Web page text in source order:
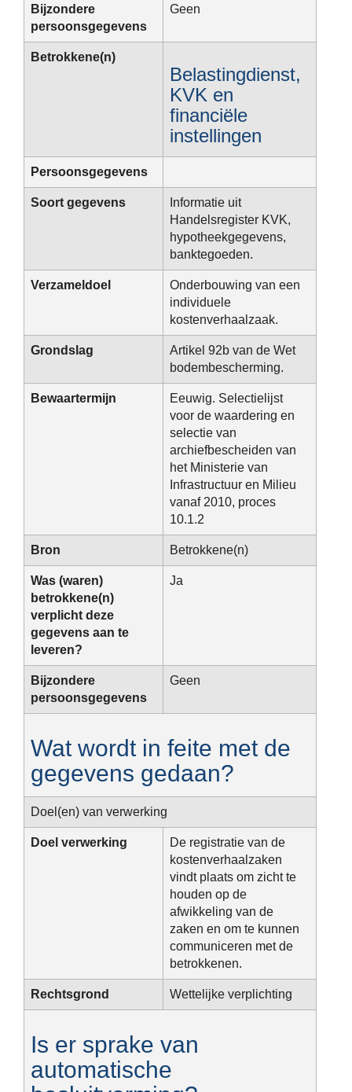
Bijzondere
persoonsgegevens
Geen
Betrokkene(n)
Belastingdienst,
KVK en
financiële
instellingen
Persoonsgegevens
Soort gegevens
Informatie uit
Handelsregister KVK,
hypotheekgegevens,
banktegoeden.
Verzameldoel
Onderbouwing van een
individuele
kostenverhaalzaak.
Grondslag
Artikel 92b van de Wet
bodembescherming.
Bewaartermijn
Eeuwig. Selectielijst
voor de waardering en
selectie van
archiefbescheiden van
het Ministerie van
Infrastructuur en Milieu
vanaf 2010, proces
10.1.2
Bron Betrokkene(n)
Was (waren)
betrokkene(n)
verplicht deze
gegevens aan te
leveren?
Ja
Bijzondere
persoonsgegevens
Geen
Wat wordt in feite met de
gegevens gedaan?
Doel(en) van verwerking
Doel verwerking
De registratie van de
kostenverhaalzaken
vindt plaats om zicht te
houden op de
afwikkeling van de
zaken en om te kunnen
communiceren met de
betrokkenen.
Rechtsgrond Wettelijke verplichting
Is er sprake van
automatische